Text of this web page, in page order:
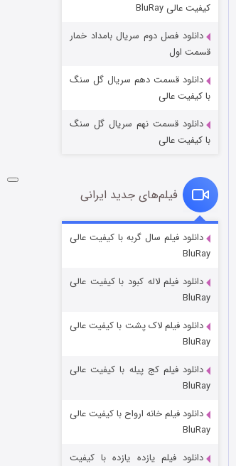
شکست استوارت در نجات جهان
قسمت ۷ (زیرنویس) منتشر شد
شوگر فصل ۲
قسمت
خاندان اژدها فصل ۳
کیفیت عالی BluRay
دانلود فصل دوم سریال بامداد خمار
قسمت اول
دانلود قسمت دهم سریال گل سنگ
با کیفیت عالی
دانلود قسمت نهم سریال گل سنگ
با کیفیت عالی
فیلم‌های جدید ایرانی
دانلود فیلم سال گربه با کیفیت عالی
BluRay
دانلود فیلم لاله کبود با کیفیت عالی
BluRay
دانلود فیلم لاک پشت با کیفیت عالی
BluRay
دانلود فیلم کج‌ پیله با کیفیت عالی
BluRay
دانلود فیلم خانه ارواح با کیفیت عالی
BluRay
دانلود فیلم یازده یازده با کیفیت